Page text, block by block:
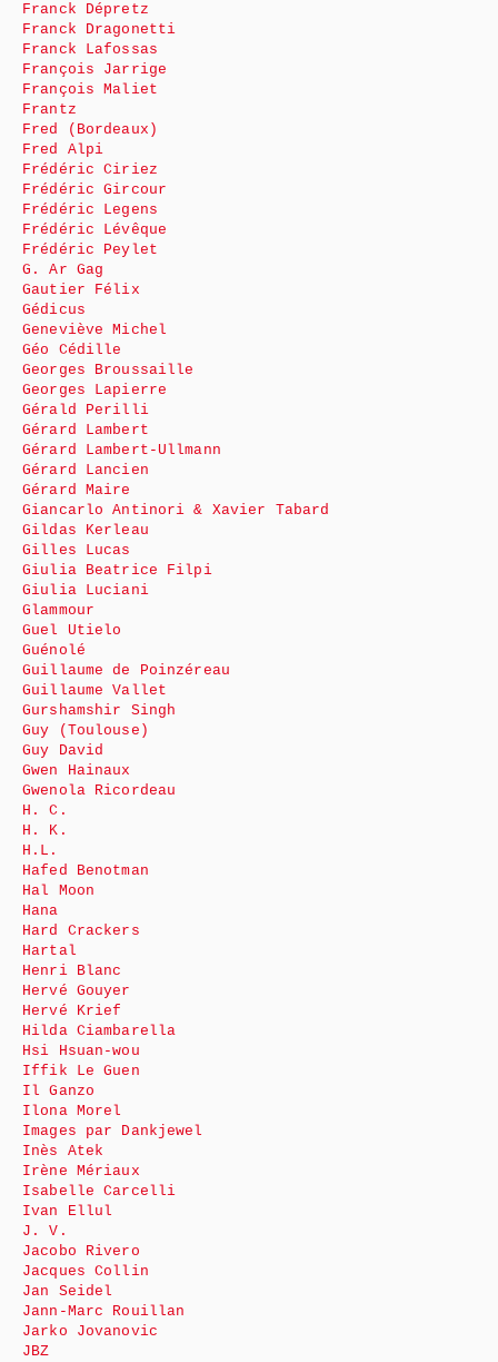
Franck Dépretz
Franck Dragonetti
Franck Lafossas
François Jarrige
François Maliet
Frantz
Fred (Bordeaux)
Fred Alpi
Frédéric Ciriez
Frédéric Gircour
Frédéric Legens
Frédéric Lévêque
Frédéric Peylet
G. Ar Gag
Gautier Félix
Gédicus
Geneviève Michel
Géo Cédille
Georges Broussaille
Georges Lapierre
Gérald Perilli
Gérard Lambert
Gérard Lambert-Ullmann
Gérard Lancien
Gérard Maire
Giancarlo Antinori & Xavier Tabard
Gildas Kerleau
Gilles Lucas
Giulia Beatrice Filpi
Giulia Luciani
Glammour
Guel Utielo
Guénolé
Guillaume de Poinzéreau
Guillaume Vallet
Gurshamshir Singh
Guy (Toulouse)
Guy David
Gwen Hainaux
Gwenola Ricordeau
H. C.
H. K.
H.L.
Hafed Benotman
Hal Moon
Hana
Hard Crackers
Hartal
Henri Blanc
Hervé Gouyer
Hervé Krief
Hilda Ciambarella
Hsi Hsuan-wou
Iffik Le Guen
Il Ganzo
Ilona Morel
Images par Dankjewel
Inès Atek
Irène Mériaux
Isabelle Carcelli
Ivan Ellul
J. V.
Jacobo Rivero
Jacques Collin
Jan Seidel
Jann-Marc Rouillan
Jarko Jovanovic
JBZ